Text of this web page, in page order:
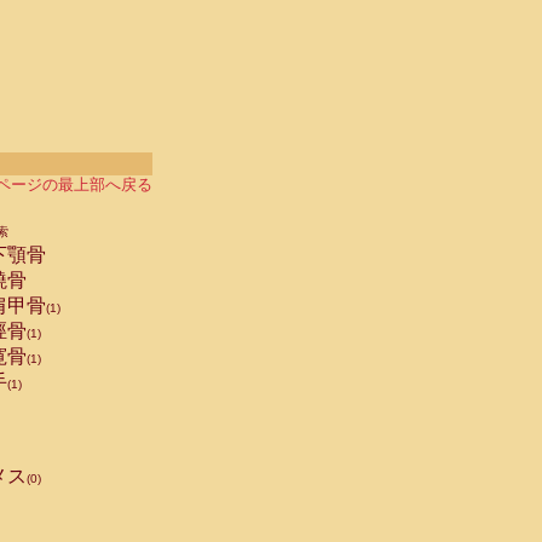
ージの最上部へ戻る
顎骨
骨
甲骨(1)
骨(1)
骨(1)
(1)
ス(0)